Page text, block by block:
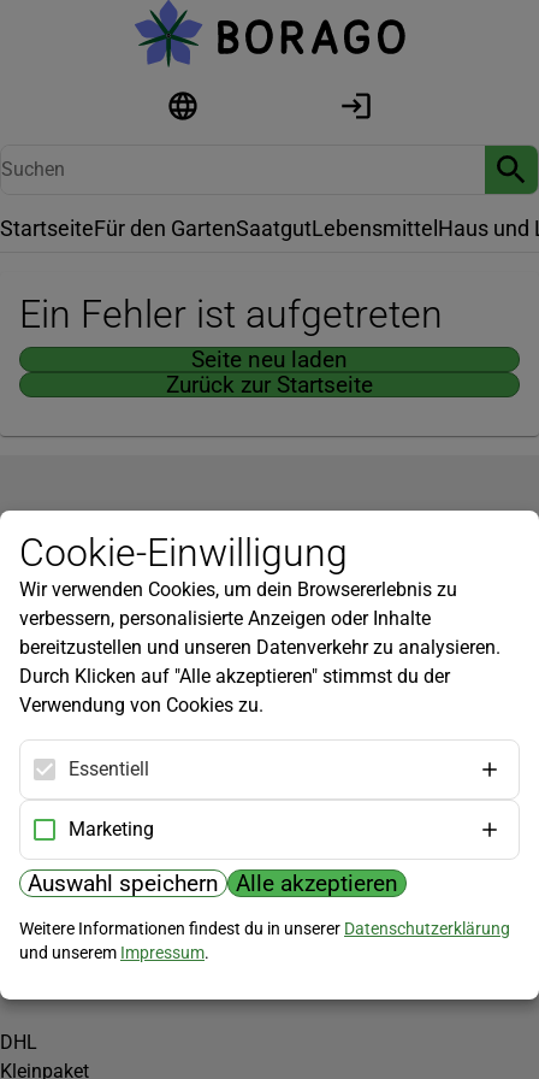
StartseiteFür den GartenSaatgutLebensmittel Haus und
Ein Fehler ist aufgetreten
Seite neu laden
Zurück zur Startseite
Newsletter
Infos zu neuen Produkten, Gartentipps und mehr findest du in
unserem Newsletter!
Jetzt anmelden
Hilfe
Kundenservice
Widerrufsbelehrung
Versandkosten
Zahlungsmöglichkeiten
PayPal
Vorkasse
Versand
DHL
Kleinpaket
Cookie-Einwilligung
Wir verwenden Cookies, um dein Browsererlebnis zu
verbessern, personalisierte Anzeigen oder Inhalte
bereitzustellen und unseren Datenverkehr zu analysieren.
Durch Klicken auf "Alle akzeptieren" stimmst du der
Verwendung von Cookies zu.
Essentiell
Marketing
Auswahl speichern Alle akzeptieren
Weitere Informationen findest du in unserer Datenschutzerklärung
und unserem Impressum.